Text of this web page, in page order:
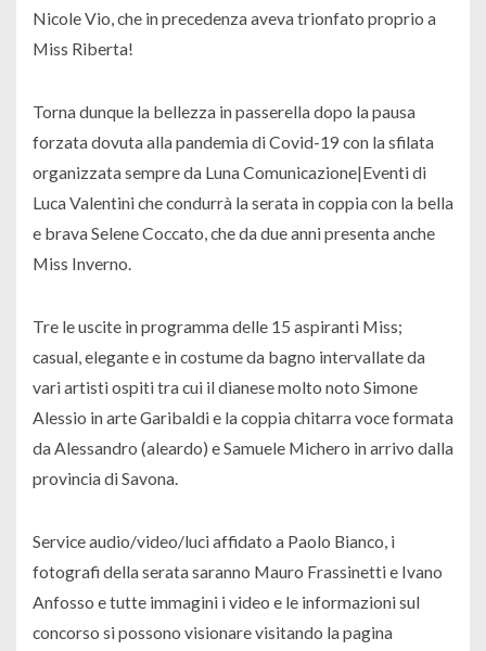
Nicole Vio, che in precedenza aveva trionfato proprio a
Miss Riberta!
Torna dunque la bellezza in passerella dopo la pausa
forzata dovuta alla pandemia di Covid-19 con la sfilata
organizzata sempre da Luna Comunicazione|Eventi di
Luca Valentini che condurrà la serata in coppia con la bella
e brava Selene Coccato, che da due anni presenta anche
Miss Inverno.
Tre le uscite in programma delle 15 aspiranti Miss;
casual, elegante e in costume da bagno intervallate da
vari artisti ospiti tra cui il dianese molto noto Simone
Alessio in arte Garibaldi e la coppia chitarra voce formata
da Alessandro (aleardo) e Samuele Michero in arrivo dalla
provincia di Savona.
Service audio/video/luci affidato a Paolo Bianco, i
fotografi della serata saranno Mauro Frassinetti e Ivano
Anfosso e tutte immagini i video e le informazioni sul
concorso si possono visionare visitando la pagina